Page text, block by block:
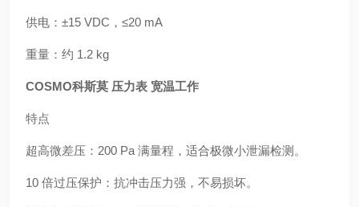
供电：±15 VDC，≤20 mA
重量：约 1.2 kg
COSMO科斯莫 压力表 宽温工作
特点
超高微差压：200 Pa 满量程，适合极微小泄漏检测。
10 倍过压保护：抗冲击压力强，不易损坏。